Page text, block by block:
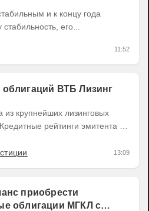
и к концу года
его...
11:52
ВТБ Лизинг
рейтинги эмитента —
13:09
приобрести
облигации МГКЛ с